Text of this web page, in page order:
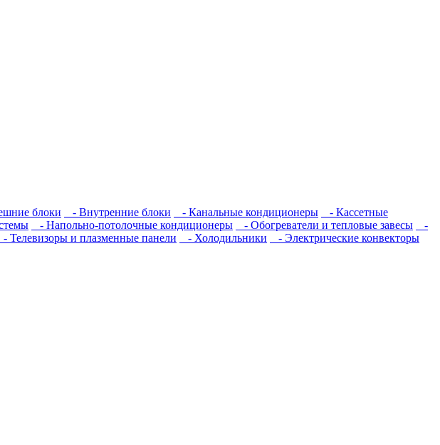
блоки - Внутренние блоки - Канальные кондиционеры
- Кассетные
- Напольно-потолочные кондиционеры - Обогреватели и тепловые завесы
-
- Телевизоры и плазменные панели - Холодильники - Электрические конвекторы